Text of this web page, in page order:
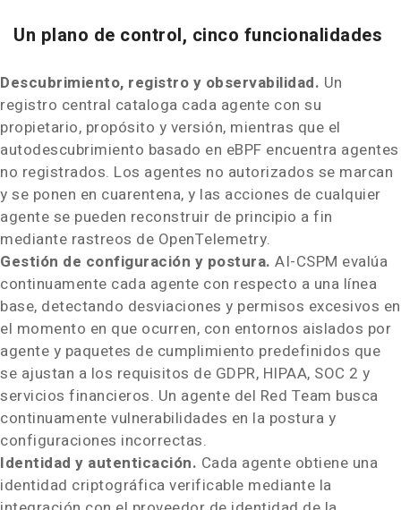
Un plano de control, cinco funcionalidades
Descubrimiento, registro y observabilidad. Un
registro central cataloga cada agente con su
propietario, propósito y versión, mientras que el
autodescubrimiento basado en eBPF encuentra agentes
no registrados. Los agentes no autorizados se marcan
y se ponen en cuarentena, y las acciones de cualquier
agente se pueden reconstruir de principio a fin
mediante rastreos de OpenTelemetry.
Gestión de configuración y postura. AI-CSPM evalúa
continuamente cada agente con respecto a una línea
base, detectando desviaciones y permisos excesivos en
el momento en que ocurren, con entornos aislados por
agente y paquetes de cumplimiento predefinidos que
se ajustan a los requisitos de GDPR, HIPAA, SOC 2 y
servicios financieros. Un agente del Red Team busca
continuamente vulnerabilidades en la postura y
configuraciones incorrectas.
Identidad y autenticación. Cada agente obtiene una
identidad criptográfica verificable mediante la